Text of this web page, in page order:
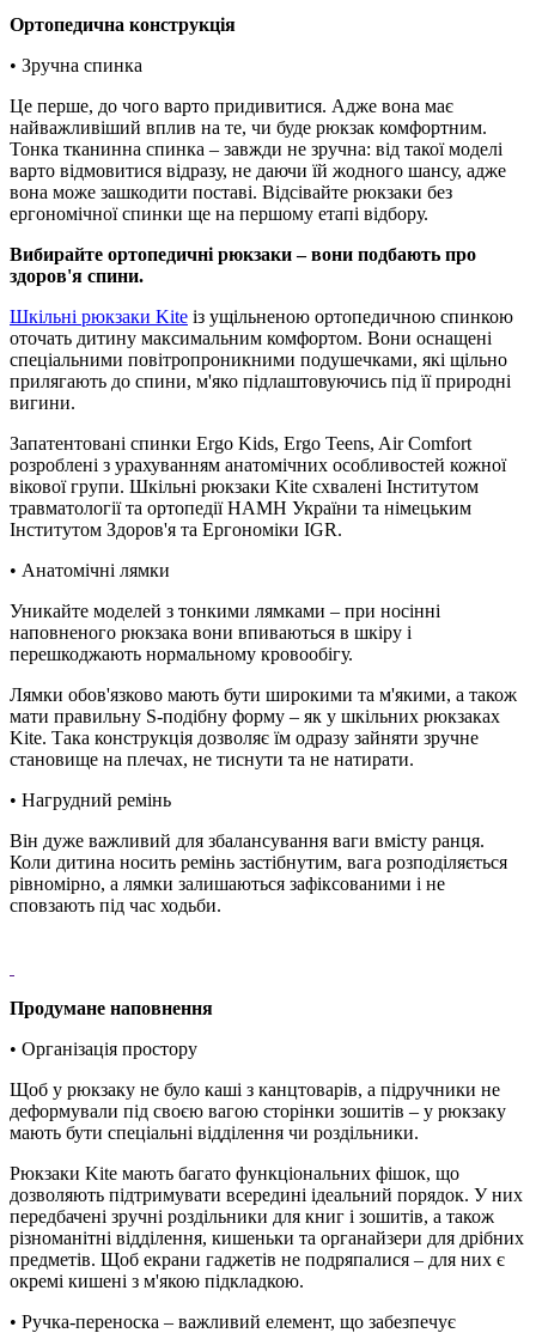
Ортопедична конструкція
• Зручна спинка
Це перше, до чого варто придивитися. Адже вона має
найважливіший вплив на те, чи буде рюкзак комфортним.
Тонка тканинна спинка – завжди не зручна: від такої моделі
варто відмовитися відразу, не даючи їй жодного шансу, адже
вона може зашкодити поставі. Відсівайте рюкзаки без
ергономічної спинки ще на першому етапі відбору.
Вибирайте ортопедичні рюкзаки – вони подбають про
здоров'я спини.
Шкільні рюкзаки Kite із ущільненою ортопедичною спинкою
оточать дитину максимальним комфортом. Вони оснащені
спеціальними повітропроникними подушечками, які щільно
прилягають до спини, м'яко підлаштовуючись під її природні
вигини.
Запатентовані спинки Ergo Kids, Ergo Teens, Air Comfort
розроблені з урахуванням анатомічних особливостей кожної
вікової групи. Шкільні рюкзаки Kite схвалені Інститутом
травматології та ортопедії НАМН України та німецьким
Інститутом Здоров'я та Ергономіки IGR.
• Анатомічні лямки
Уникайте моделей з тонкими лямками – при носінні
наповненого рюкзака вони впиваються в шкіру і
перешкоджають нормальному кровообігу.
Лямки обов'язково мають бути широкими та м'якими, а також
мати правильну S-подібну форму – як у шкільних рюкзаках
Kite. Така конструкція дозволяє їм одразу зайняти зручне
становище на плечах, не тиснути та не натирати.
• Нагрудний ремінь
Він дуже важливий для збалансування ваги вмісту ранця.
Коли дитина носить ремінь застібнутим, вага розподіляється
рівномірно, а лямки залишаються зафіксованими і не
сповзають під час ходьби.
Продумане наповнення
• Організація простору
Щоб у рюкзаку не було каші з канцтоварів, а підручники не
деформували під своєю вагою сторінки зошитів – у рюкзаку
мають бути спеціальні відділення чи роздільники.
Рюкзаки Kite мають багато функціональних фішок, що
дозволяють підтримувати всередині ідеальний порядок. У них
передбачені зручні роздільники для книг і зошитів, а також
різноманітні відділення, кишеньки та органайзери для дрібних
предметів. Щоб екрани гаджетів не подряпалися – для них є
окремі кишені з м'якою підкладкою.
• Ручка-переноска – важливий елемент, що забезпечує